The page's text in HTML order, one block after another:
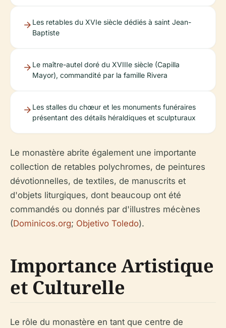
Les retables du XVIe siècle dédiés à saint Jean-
Baptiste
Le maître-autel doré du XVIIIe siècle (Capilla
Mayor), commandité par la famille Rivera
Les stalles du chœur et les monuments funéraires
présentant des détails héraldiques et sculpturaux
Le monastère abrite également une importante
collection de retables polychromes, de peintures
dévotionnelles, de textiles, de manuscrits et
d'objets liturgiques, dont beaucoup ont été
commandés ou donnés par d'illustres mécènes
(Dominicos.org; Objetivo Toledo).
Importance Artistique
et Culturelle
Le rôle du monastère en tant que centre de